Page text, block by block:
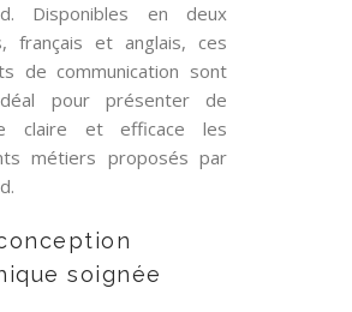
Disponibles en deux
français et anglais, ces
de communication sont
pour présenter de
claire et efficace les
métiers proposés par
soignée